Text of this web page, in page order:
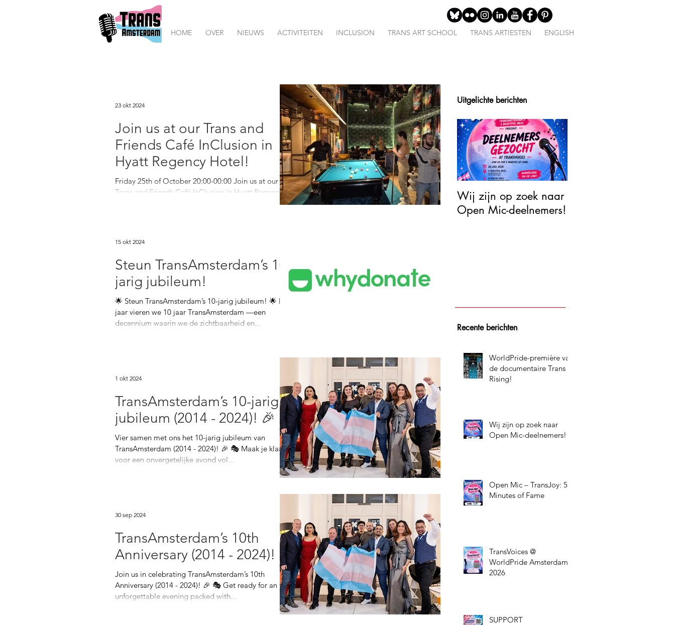
HOME OVER NIEUWS ACTIVITEITEN INCLUSION TRANS ART SCHOOL TRANS ARTIESTEN ENGLISH
Join us at our Trans and
Friends Café InClusion in
Hyatt Regency Hotel!
Friday 25th of October 20:00-00:00 Join us at our
Trans and Friends Café InClusion in Hyatt Regency
23 okt 2024
Steun TransAmsterdam’s 10-
jarig jubileum!
🌟 Steun TransAmsterdam’s 10-jarig jubileum! 🌟 Dit
jaar vieren we 10 jaar TransAmsterdam —een
decennium waarin we de zichtbaarheid en...
15 okt 2024
TransAmsterdam’s 10-jarig
jubileum (2014 - 2024)! 🎉
Vier samen met ons het 10-jarig jubileum van
TransAmsterdam (2014 - 2024)! 🎉 🎭 Maak je klaar
voor een onvergetelijke avond vol...
1 okt 2024
TransAmsterdam’s 10th
Anniversary (2014 - 2024)!
Join us in celebrating TransAmsterdam’s 10th
Anniversary (2014 - 2024)! 🎉 🎭 Get ready for an
unforgettable evening packed with...
30 sep 2024
Uitgelichte berichten
Wij zijn op zoek naar
Open Mic-deelnemers!
Recente berichten
WorldPride-première van
de documentaire Trans
Rising!
Wij zijn op zoek naar
Open Mic-deelnemers!
Open Mic – TransJoy: 5
Minutes of Fame
TransVoices @
WorldPride Amsterdam
2026
SUPPORT